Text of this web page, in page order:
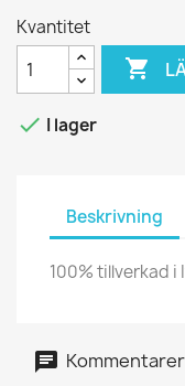
Kvantitet

 I lager
Beskrivning
100% tillverkad i